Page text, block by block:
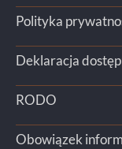
Polityka
Deklaracja
RODO
Obowiązek